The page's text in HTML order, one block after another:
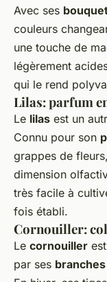
Avec ses
couleurs
une touche de
légèrement
qui le rend
Lilas: parfum
Le lilas est un
Connu pour son
grappes de
dimension
très facile à
fois établi.
Cornouiller:
Le cornouiller
par ses